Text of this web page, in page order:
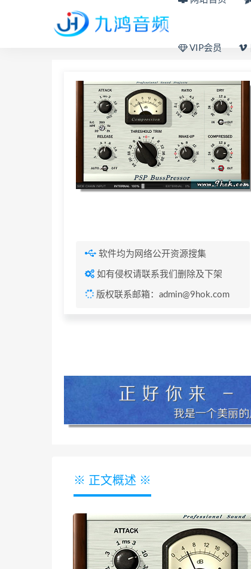
VIP会员
软件均为网络公开资源搜集
如有侵权请联系我们删除及下架
版权联系邮箱：admin@9hok.com
※ 正文概述 ※